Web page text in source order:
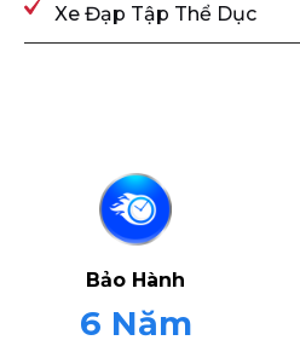
Xe Đạp Tập Thể Dục
Bảo Hành
6 Năm